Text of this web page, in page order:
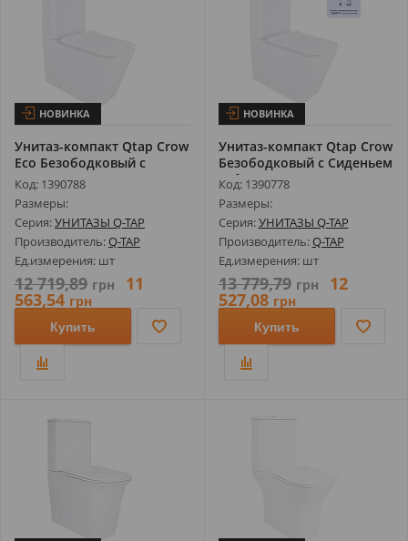
НОВИНКА
Унитаз-компакт Qtap Crow
Eco Безободковый с
Сиденьем...
Код: 1390788
Размеры:
Серия:УНИТАЗЫ Q-TAP
Производитель:Q-TAP
Ед.измерения: шт
12 719,89 грн 11
563,54 грн
Купить
НОВИНКА
Унитаз-компакт Qtap Crow
Безободковый с Сиденьем
Sof...
Код: 1390778
Размеры:
Серия:УНИТАЗЫ Q-TAP
Производитель:Q-TAP
Ед.измерения: шт
13 779,79 грн 12
527,08 грн
Купить